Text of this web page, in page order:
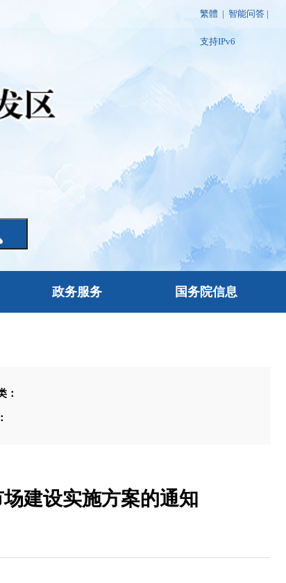
繁體 | 智能问答 |
支持IPv6
政务服务 国务院信息
：
建设实施方案的通知